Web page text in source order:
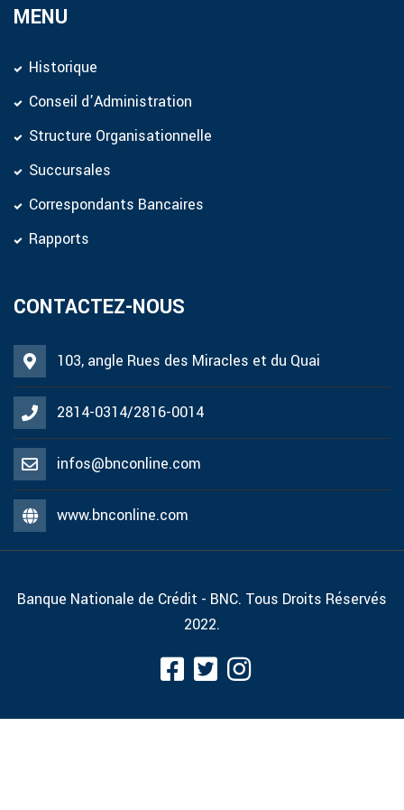
MENU
Historique
Conseil d’Administration
Structure Organisationnelle
Succursales
Correspondants Bancaires
Rapports
CONTACTEZ-NOUS
103, angle Rues des Miracles et du Quai
2814-0314/2816-0014
infos@bnconline.com
www.bnconline.com
Banque Nationale de Crédit - BNC. Tous Droits Réservés
2022.